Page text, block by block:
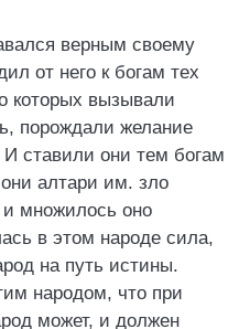
верным своему
от него к богам тех
которых вызывали
порождали желание
И ставили они тем богам
алтари им. зло
и множилось оно
в этом народе сила,
на путь истины.
народом, что при
может, и должен